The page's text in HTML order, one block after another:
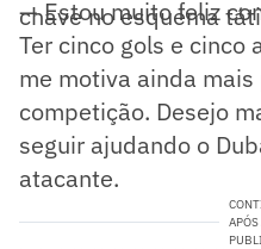
chave no esquema
— Estou muito feliz
Ter cinco gols e cinco
me motiva ainda
competição. Desejo
seguir ajudando o
atacante.
APÓS